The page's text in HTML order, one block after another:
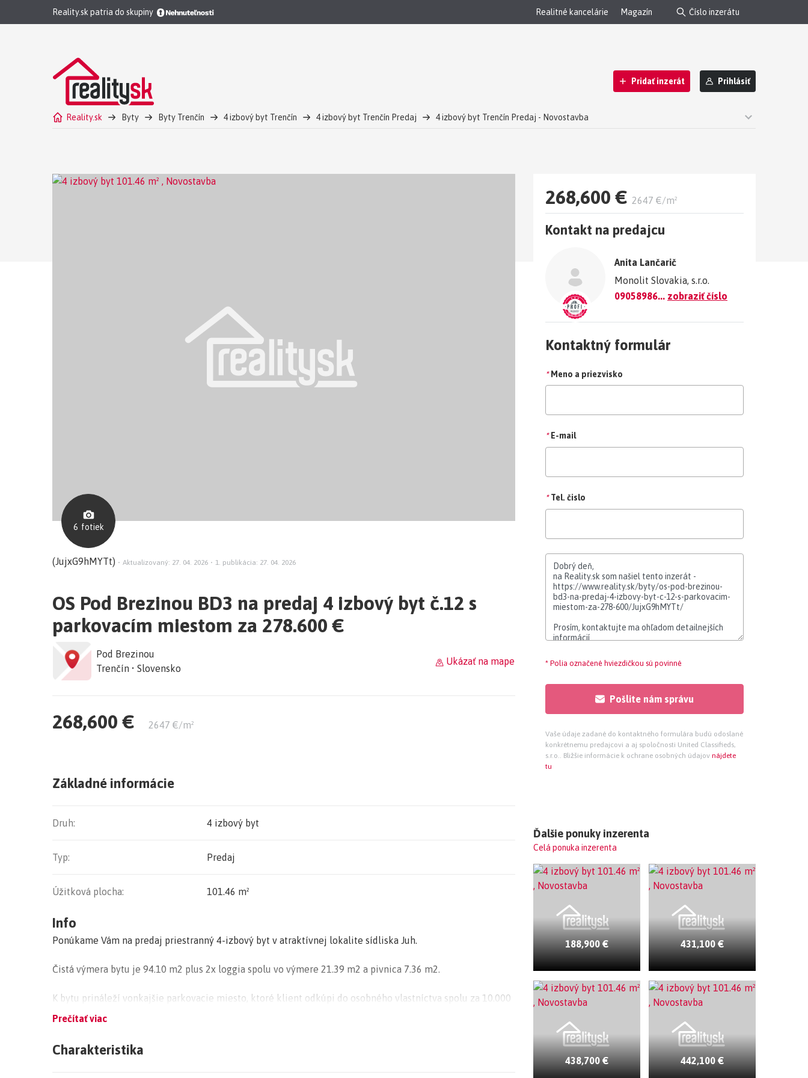
Reality.sk patria do skupiny Realitné kancelárie Magazín
Pridať inzerát Prihlásiť
Reality.sk Byty Byty Trenčín 4 izbový byt Trenčín 4 izbový byt Trenčín Predaj
4 izbový byt Trenčín Predaj - Novostavba
6 fotiek
(JujxG9hMYTt) • Aktualizovaný: 27. 04. 2026 • 1. publikácia: 27. 04. 2026
OS Pod Brezinou BD3 na predaj 4 izbový byt č.12 s
parkovacím miestom za 278.600 €
Pod Brezinou
Trenčín • Slovensko
Ukázať na mape
268,600 € 2647 €/m²
Základné informácie
Druh: 4 izbový byt
Typ: Predaj
Úžitková plocha: 101.46 m²
Info
Ponúkame Vám na predaj priestranný 4-izbový byt v atraktívnej lokalite sídliska Juh.
Čistá výmera bytu je 94.10 m2 plus 2x loggia spolu vo výmere 21.39 m2 a pivnica 7.36 m2.
K bytu prináleží vonkajšie parkovacie miesto, ktoré klient odkúpi do osobného vlastníctva spolu za 10.000
€.
Prečítať viac
Charakteristika
268,600 € 2647 €/m²
Kontakt na predajcu
Anita Lančarič
Monolit Slovakia, s.r.o.
09058986... zobraziť číslo
Kontaktný formulár
* Meno a priezvisko
* E-mail
* Tel. čislo
* Polia označené hviezdičkou sú povinné
Pošlite nám správu
Vaše údaje zadané do kontaktného formulára budú odoslané
konkrétnemu predajcovi a aj spoločnosti United Classifieds,
s.r.o.. Bližšie informácie k ochrane osobných údajov nájdete
tu
Ďalšie ponuky inzerenta
Celá ponuka inzerenta
188,900 € 431,100 €
438,700 € 442,100 €